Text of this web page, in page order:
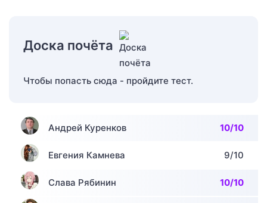
Доска почёта
Чтобы попасть сюда - пройдите тест.
Андрей Куренков 10/10
Евгения Камнева 9/10
Слава Рябинин 10/10